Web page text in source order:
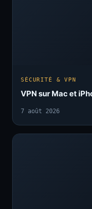
SÉCURITÉ & VPN
VPN sur Mac et
7 août 2026